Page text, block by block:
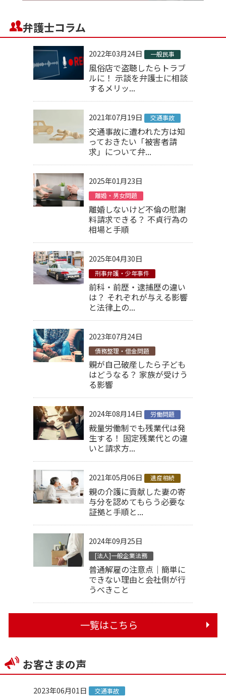
弁護士コラム
2022年03月24日 一般民事
風俗店で盗聴したらトラブ
ルに！ 示談を弁護士に相談
するメリッ...
2021年07月19日 交通事故
交通事故に遭われた方は知
っておきたい「被害者請
求」について弁...
2025年01月23日
離婚・男女問題
離婚しないけど不倫の慰謝
料請求できる？ 不貞行為の
相場と手順
2025年04月30日
刑事弁護・少年事件
前科・前歴・逮捕歴の違い
は？ それぞれが与える影響
と法律上の...
2023年07月24日
債務整理・借金問題
親が自己破産したら子ども
はどうなる？ 家族が受けう
る影響
2024年08月14日 労働問題
裁量労働制でも残業代は発
生する！ 固定残業代との違
いと請求方...
2021年05月06日 遺産相続
親の介護に貢献した妻の寄
与分を認めてもらう必要な
証拠と手順と...
2024年09月25日
[法人]一般企業法務
普通解雇の注意点｜簡単に
できない理由と会社側が行
うべきこと
一覧はこちら
お客さまの声
2023年06月01日 交通事故